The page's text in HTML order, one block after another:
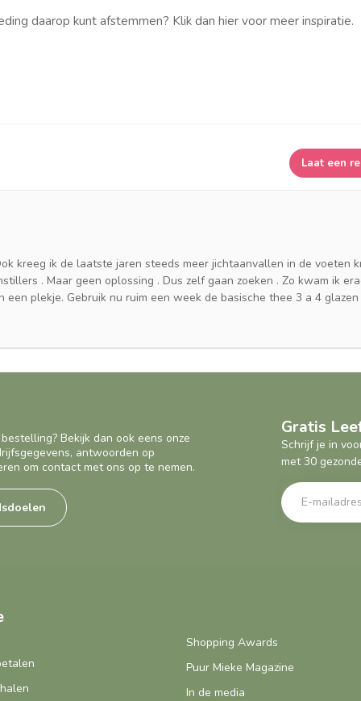
daarop kunt afstemmen? Klik dan hier voor meer inspiratie.
Laat een
kreeg ik de laatste jaren steeds meer jichtaanvallen in de voeten
. Maar geen oplossing . Dus zelf gaan zoeken . Zo kwam ik
plekje. Gebruik nu ruim een week de basische thee 3 a 4
Bekijk dan ook eens onze
antwoorden op
om contact met ons op te nemen.
Gratis
Schrijf je in
met 30
Shopping Awards
Puur Mieke Magazine
In de media